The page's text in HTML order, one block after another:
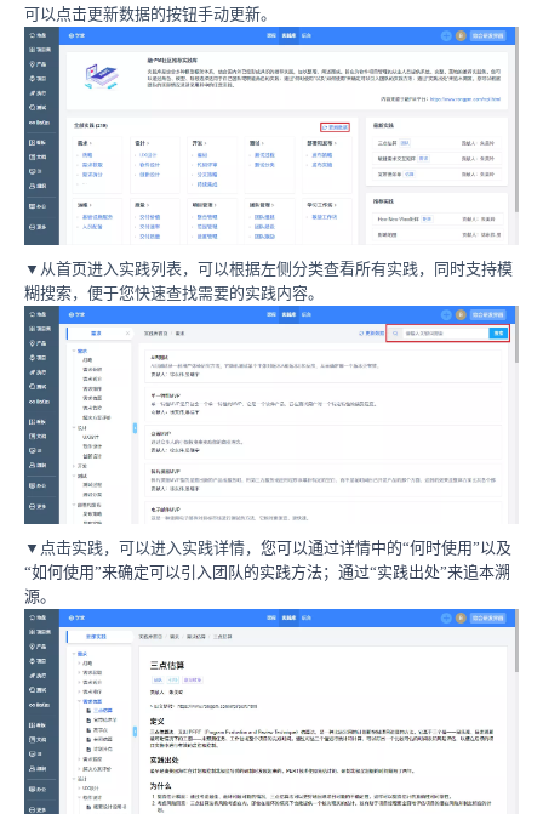
可以点击更新数据的按钮手动更新。
▼从首页进入实践列表，可以根据左侧分类查看所有实践，同时支持模
糊搜索，便于您快速查找需要的实践内容。
▼点击实践，可以进入实践详情， 您可以通过详情中的“何时使用”以及
“如何使用”来确定可以引入团队的实践方法；通过“实践出处”来追本溯
源。